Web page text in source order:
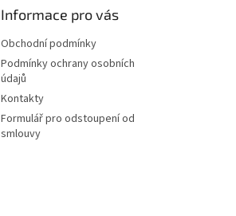
Informace pro vás
Obchodní podmínky
Podmínky ochrany osobních
údajů
Kontakty
Formulář pro odstoupení od
smlouvy